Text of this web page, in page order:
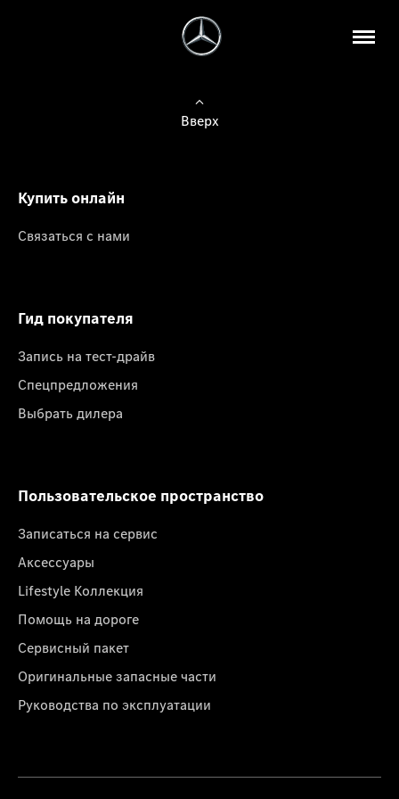
Вверх
Купить онлайн
Связаться с нами
Гид покупателя
Запись на тест-драйв
Спецпредложения
Выбрать дилера
Пользовательское пространство
Записаться на сервис
Аксессуары
Lifestyle Коллекция
Помощь на дороге
Сервисный пакет
Оригинальные запасные части
Руководства по эксплуатации